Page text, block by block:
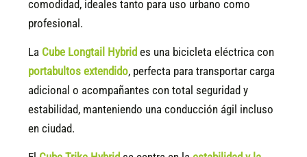
comodidad, ideales tanto para uso urbano como
profesional.
La Cube Longtail Hybrid es una bicicleta eléctrica con
portabultos extendido, perfecta para transportar carga
adicional o acompañantes con total seguridad y
estabilidad, manteniendo una conducción ágil incluso
en ciudad.